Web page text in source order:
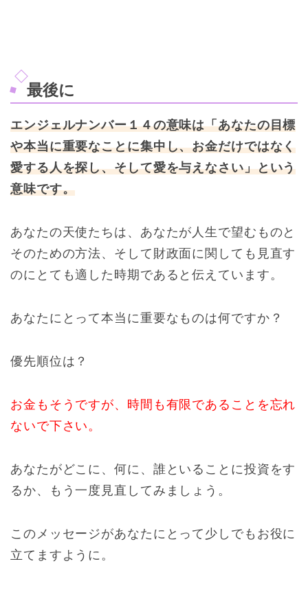
最後に
エンジェルナンバー１４の意味は「あなたの目標
や本当に重要なことに集中し、お金だけではなく
愛する人を探し、そして愛を与えなさい」という
意味です。
あなたの天使たちは、あなたが人生で望むものと
そのための方法、そして財政面に関しても見直す
のにとても適した時期であると伝えています。
あなたにとって本当に重要なものは何ですか？
優先順位は？
お金もそうですが、時間も有限であることを忘れ
ないで下さい。
あなたがどこに、何に、誰といることに投資をす
るか、もう一度見直してみましょう。
このメッセージがあなたにとって少しでもお役に
立てますように。